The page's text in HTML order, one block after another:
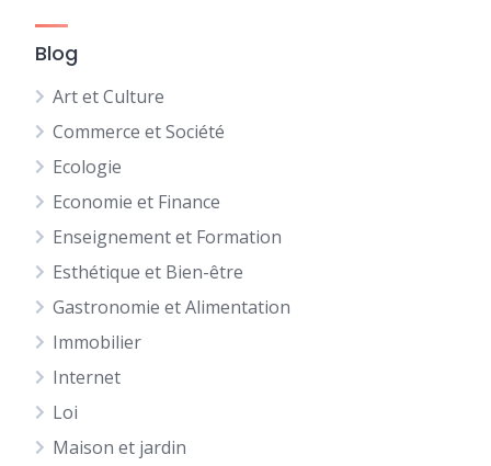
Blog
Art et Culture
Commerce et Société
Ecologie
Economie et Finance
Enseignement et Formation
Esthétique et Bien-être
Gastronomie et Alimentation
Immobilier
Internet
Loi
Maison et jardin